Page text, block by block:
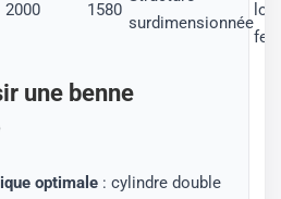
2000 1580
surdimensionnée
une benne
optimale : cylindre double